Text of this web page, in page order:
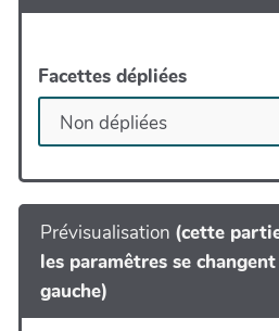
Facettes dépliées
Prévisualisation (cette
les paramêtres se
gauche)